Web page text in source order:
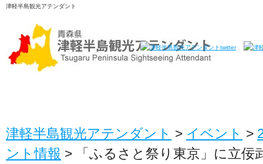
津軽半島観光アテンダント
津軽半島観光アテンダント > イベント >
ント情報 > 「ふるさと祭り東京」に立佞